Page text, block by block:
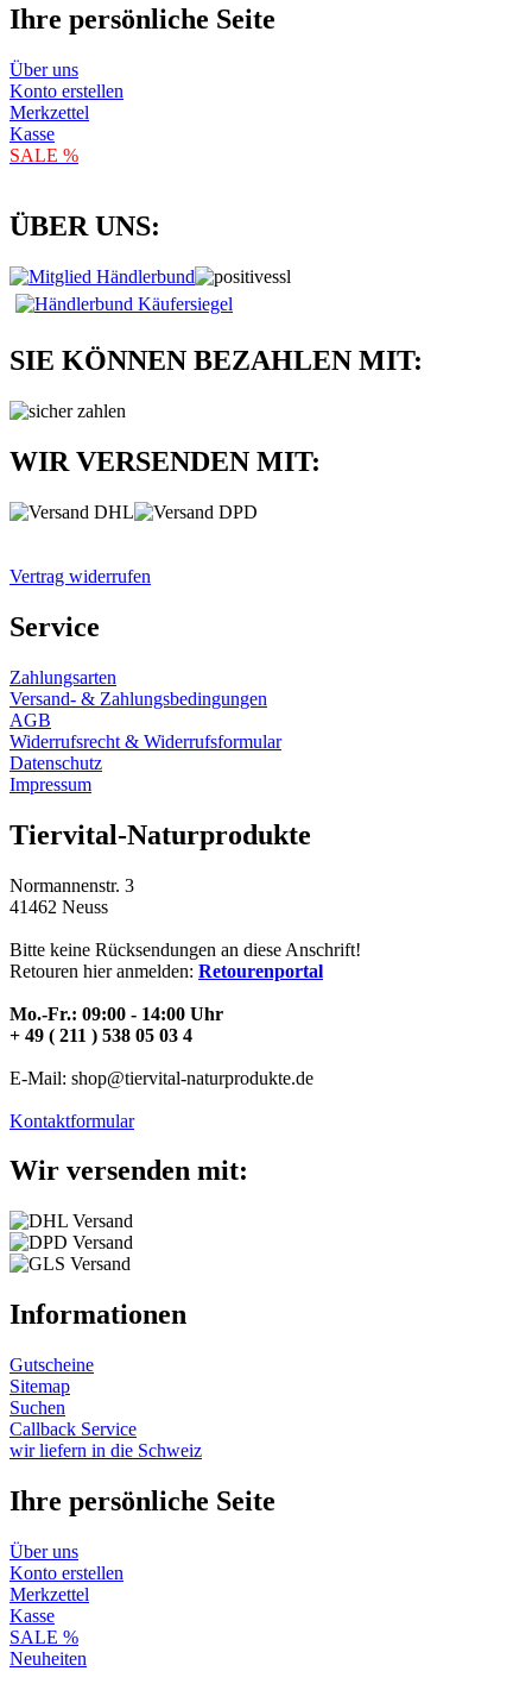
Ihre persönliche Seite
Über uns
Konto erstellen
Merkzettel
Kasse
SALE %
ÜBER UNS:
SIE KÖNNEN BEZAHLEN MIT:
WIR VERSENDEN MIT:
Vertrag widerrufen
Service
Zahlungsarten
Versand- & Zahlungsbedingungen
AGB
Widerrufsrecht & Widerrufsformular
Datenschutz
Impressum
Tiervital-Naturprodukte
Normannenstr. 3
41462 Neuss
Bitte keine Rücksendungen an diese Anschrift!
Retouren hier anmelden: Retourenportal
Mo.-Fr.: 09:00 - 14:00 Uhr
+ 49 ( 211 ) 538 05 03 4
E-Mail: shop@tiervital-naturprodukte.de
Kontaktformular
Wir versenden mit:
Informationen
Gutscheine
Sitemap
Suchen
Callback Service
wir liefern in die Schweiz
Ihre persönliche Seite
Über uns
Konto erstellen
Merkzettel
Kasse
SALE %
Neuheiten